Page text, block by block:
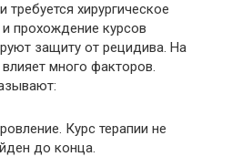
хирургическое
прохождение курсов
защиту от рецидива. На
много факторов.
Курс терапии не
до конца.